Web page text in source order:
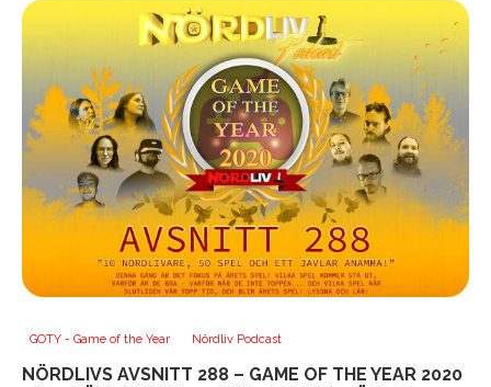
GOTY - Game of the Year Nördliv Podcast
NÖRDLIVS AVSNITT 288 – GAME OF THE YEAR 2020